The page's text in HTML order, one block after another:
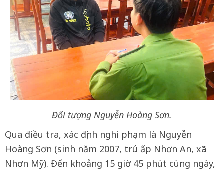
Đối tượng Nguyễn Hoàng Sơn.
Qua điều tra, xác định nghi phạm là Nguyễn
Hoàng Sơn (sinh năm 2007, trú ấp Nhơn An, xã
Nhơn Mỹ). Đến khoảng 15 giờ 45 phút cùng ngày,